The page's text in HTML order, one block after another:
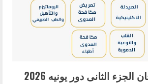
الثانى دور يونيه 2026